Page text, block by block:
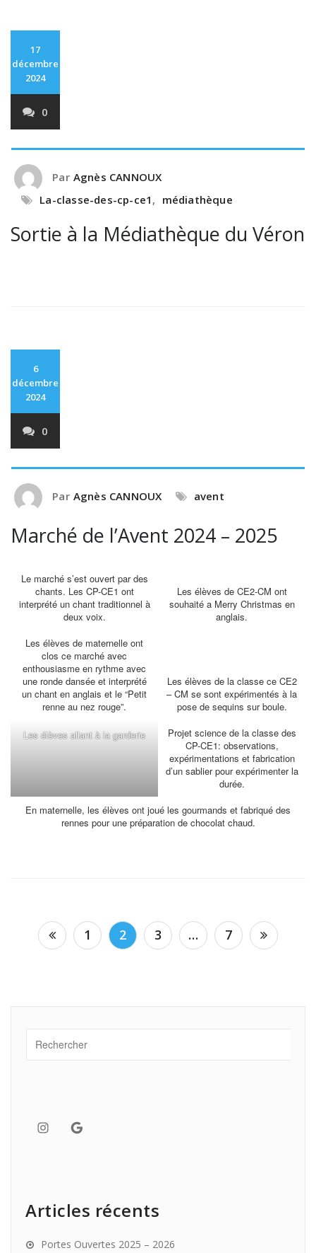
17
décembre
2024
0
Par Agnès CANNOUX
La-classe-des-cp-ce1 , médiathèque
Sortie à la Médiathèque du Véron
6
décembre
2024
0
Par Agnès CANNOUX avent
Marché de l’Avent 2024 – 2025
Le marché s’est ouvert par des
chants. Les CP-CE1 ont
interprété un chant traditionnel à
deux voix.
Les élèves de CE2-CM ont
souhaité a Merry Christmas en
anglais.
Les élèves de maternelle ont
clos ce marché avec
enthousiasme en rythme avec
une ronde dansée et interprété
un chant en anglais et le “Petit
renne au nez rouge”.
Les élèves de la classe ce CE2
– CM se sont expérimentés à la
pose de sequins sur boule.
Les élèves allant à la garderie
Projet science de la classe des
CP-CE1: observations,
expérimentations et fabrication
d’un sablier pour expérimenter la
durée.
En maternelle, les élèves ont joué les gourmands et fabriqué des
rennes pour une préparation de chocolat chaud.
Pagination
des
1 2 3 … 7
Instagram
Google
Articles récents
Portes Ouvertes 2025 – 2026